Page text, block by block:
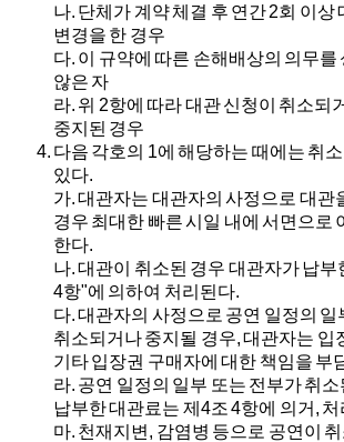
나. 단체가 계약 체결 후 연간 2회 이상
변경을 한 경우
다. 이 규약에 따른 손해배상의 의무를
않은 자
라. 위 2항에 따라 대관 신청이 취소되
중지된 경우
다음 각호의 1에 해당하는 때에는 취
있다.
가.대관자는 대관자의 사정으로 대관
경우 최대한 빠른 시일 내에 서면으로
한다.
나.대관이 취소된 경우 대관자가 납부
4항"에 의하여 처리된다.
다.대관자의 사정으로 공연 일정의 일
취소되거나 중지될 경우, 대관자는 입
기타 입장권 구매자에 대한 책임을 부
라. 공연 일정의 일부 또는 전부가 취
납부한 대관료는 제4조 4항에 의거,
마. 천재지변, 감염병 등으로 공연이